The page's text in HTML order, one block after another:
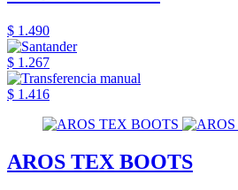
$ 1.490
$ 1.267
$ 1.416
AROS TEX BOOTS